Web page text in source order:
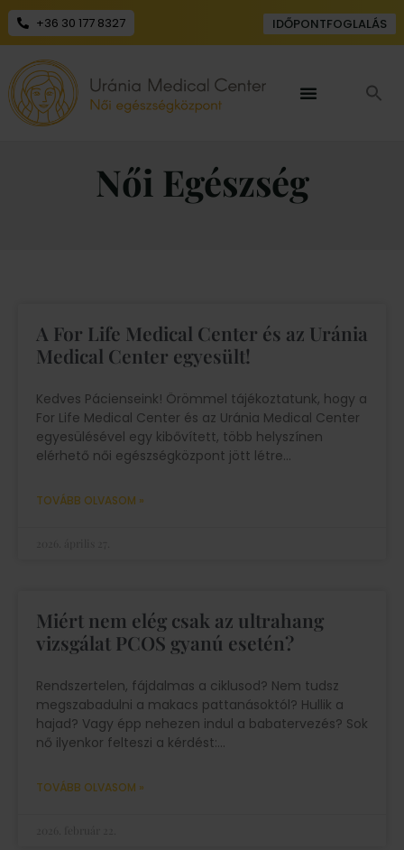
+36 30 177 8327 IDŐPONTFOGLALÁS
Női Egészség
A For Life Medical Center és az Uránia
Medical Center egyesült!
Kedves Pácienseink! Örömmel tájékoztatunk, hogy a
For Life Medical Center és az Uránia Medical Center
egyesülésével egy kibővített, több helyszínen
elérhető női egészségközpont jött létre
TOVÁBB OLVASOM »
Miért nem elég csak az ultrahang
vizsgálat PCOS gyanú esetén?
Rendszertelen, fájdalmas a ciklusod? Nem tudsz
megszabadulni a makacs pattanásoktól? Hullik a
hajad? Vagy épp nehezen indul a babatervezés? Sok
nő ilyenkor felteszi a kérdést:
TOVÁBB OLVASOM »